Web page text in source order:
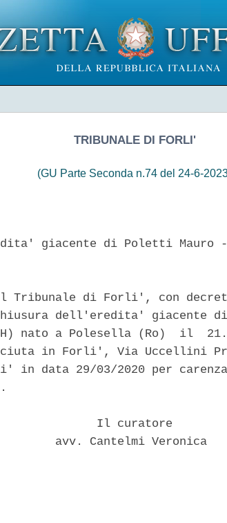
TRIBUNALE DI FORLI'
(GU Parte Seconda n.74 del 24-6-
giacente di Poletti Mauro
Tribunale di Forli', con
dell'eredita' giacente
nato a Polesella (Ro)  il
in Forli', Via Uccellini
in data 29/03/2020 per
Il curatore
avv. Cantelmi Veronica